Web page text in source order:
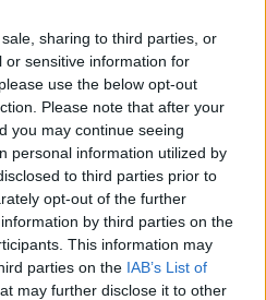
sharing to third parties, or
or sensitive information for
use the below opt-out
Please note that after your
you may continue seeing
personal information utilized by
to third parties prior to
opt-out of the further
by third parties on the
This information may
parties on the IAB’s List of
may further disclose it to other